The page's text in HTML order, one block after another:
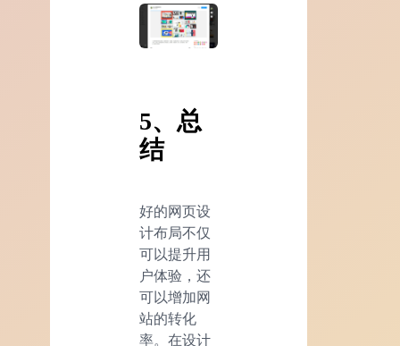
5、总
结
好的网页设
计布局不仅
可以提升用
户体验，还
可以增加网
站的转化
率。在设计